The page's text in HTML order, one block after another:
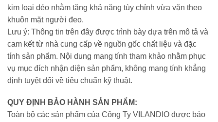
kim loại dẻo nhằm tăng khả năng tùy chỉnh vừa vặn theo
khuôn mặt người đeo.
Lưu ý: Thông tin trên đây được trình bày dựa trên mô tả và
cam kết từ nhà cung cấp về nguồn gốc chất liệu và đặc
tính sản phẩm. Nội dung mang tính tham khảo nhằm phục
vụ mục đích nhận diện sản phẩm, không mang tính khẳng
định tuyệt đối về tiêu chuẩn kỹ thuật.
QUY ĐỊNH BẢO HÀNH SẢN PHẨM:
Toàn bộ các sản phẩm của Công Ty VILANDIO được bảo